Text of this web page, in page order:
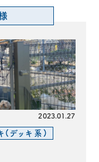
2023.01.27
(デッキ系)